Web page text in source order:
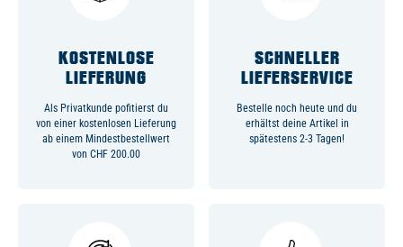
KOSTENLOSE
LIEFERUNG
Als Privatkunde pofitierst du
von einer kostenlosen Lieferung
ab einem Mindestbestellwert
von CHF 200.00
SCHNELLER
LIEFERSERVICE
Bestelle noch heute und du
erhältst deine Artikel in
spätestens 2-3 Tagen!